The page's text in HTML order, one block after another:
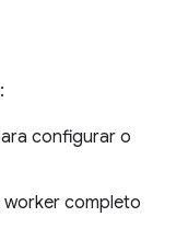
configurar o
worker completo